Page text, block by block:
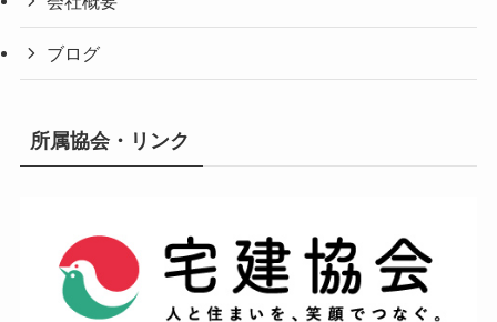
ブログ
所属協会・リンク